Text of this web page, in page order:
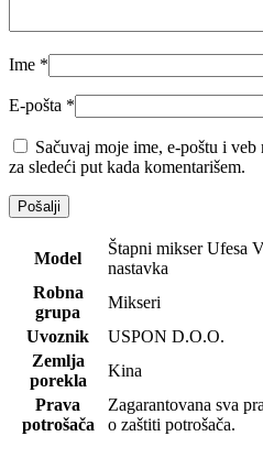
Ime *
E-pošta *
Sačuvaj moje ime, e-poštu i
za sledeći put kada komentarišem.
Model
Štapni mikser Ufesa
nastavka
Robna
grupa
Mikseri
Uvoznik
USPON D.O.O.
Zemlja
porekla
Kina
Prava
potrošača
Zagarantovana sva
o zaštiti potrošača.